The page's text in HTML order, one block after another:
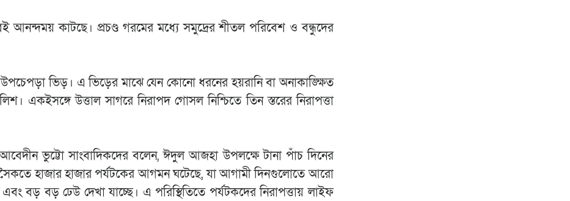
কাটছে। প্রচণ্ড গরমের মধ্যে সমুদ্রের শীতল পরিবেশ ও বন্ধুদের
ভিড়। এ ভিড়ের মাঝে যেন কোনো ধরনের হয়রানি বা অনাকাঙ্ক্ষিত
একইসঙ্গে উত্তাল সাগরে নিরাপদ গোসল নিশ্চিতে তিন স্তরের নিরাপত্তা
ভুট্টো সাংবাদিকদের বলেন, ঈদুল আজহা উপলক্ষে টানা পাঁচ দিনের
হাজার হাজার পর্যটকের আগমন ঘটেছে, যা আগামী দিনগুলোতে আরো
বড় বড় ঢেউ দেখা যাচ্ছে। এ পরিস্থিতিতে পর্যটকদের নিরাপত্তায় লাইফ